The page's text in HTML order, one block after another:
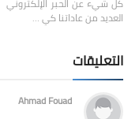
العديد من عاداتنا كي …
التعليقات
Ahmad Fouad